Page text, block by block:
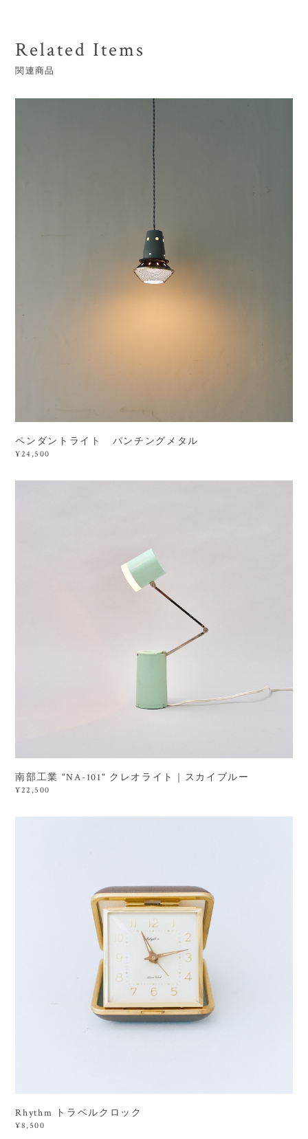
Related Items
関連商品
ペンダントライト パンチングメタル
¥24,500
南部工業 "NA-101" クレオライト｜スカイブルー
¥22,500
Rhythm トラベルクロック
¥8,500